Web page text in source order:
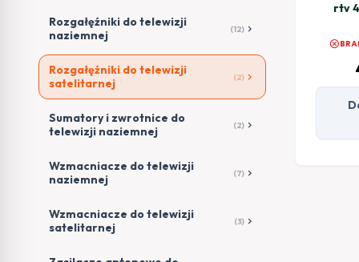
Rozgałęźniki do telewizji
naziemnej
(12) chevron_right
Rozgałęźniki do telewizji
satelitarnej
(2) chevron_right
Sumatory i zwrotnice do
telewizji naziemnej
(2) chevron_right
Wzmacniacze do telewizji
naziemnej
(7) chevron_right
Wzmacniacze do telewizji
satelitarnej
(3) chevron_right
rtv
cancel